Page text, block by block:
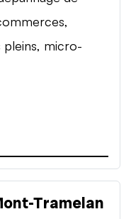
pleins, micro-
Tramelan